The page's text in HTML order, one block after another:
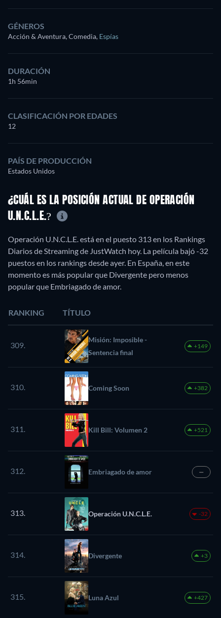
GÉNEROS
Acción & Aventura, Comedia, Espías
DURACIÓN
1h 56min
CLASIFICACIÓN POR EDADES
12
PAÍS DE PRODUCCIÓN
Estados Unidos
¿CUÁL ES LA POSICIÓN ACTUAL DE OPERACIÓN
U.N.C.L.E.?
Operación U.N.C.L.E. está en el puesto 313 en los Rankings
Diarios de Streaming de JustWatch hoy. La película bajó -32
puestos en los rankings desde ayer. En España, en este
momento es más popular que Divergente pero menos
popular que Embriagado de amor.
RANKING TÍTULO
309.
Misión: Imposible -
Sentencia final
+149
310. Coming Soon +382
311. Kill Bill: Volumen 2 +521
312. Embriagado de amor —
313. Operación U.N.C.L.E. -32
314. Divergente +3
315. Luna Azul +427